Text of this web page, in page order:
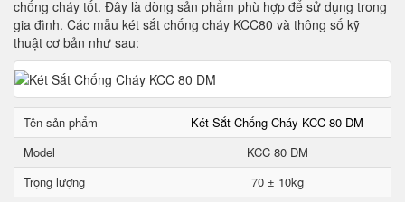
chống cháy tốt. Đây là dòng sản phẩm phù hợp để sử dụng trong
gia đình. Các mẫu két sắt chống cháy KCC80 và thông số kỹ
thuật cơ bản như sau:
Tên sản phẩm
Két Sắt Chống Cháy KCC 80 DM
Model
KCC 80 DM
Trọng lượng
70 ± 10kg